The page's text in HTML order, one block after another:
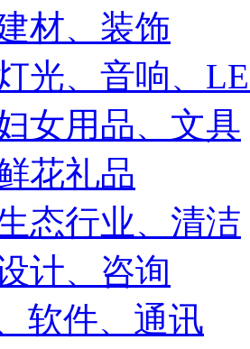
材、装饰
光、音响、
女用品、文具
花礼品
态行业、清洁
计、咨询
软件、通讯